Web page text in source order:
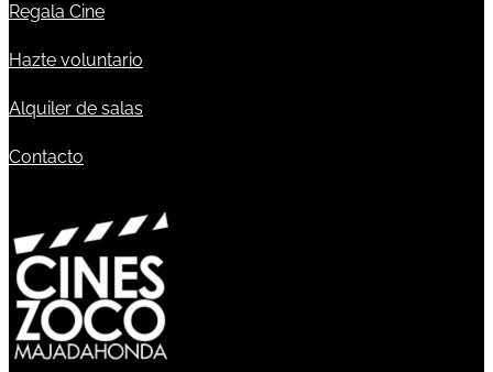
Regala Cine
Hazte voluntario
Alquiler de salas
Contacto